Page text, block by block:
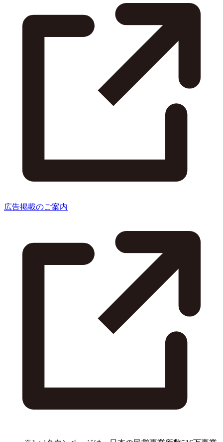
広告掲載のご案内